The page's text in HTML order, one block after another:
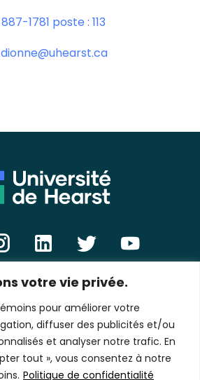
votre vie privée.
pour améliorer votre
diffuser des publicités et/ou
et analyser notre trafic. En
tout », vous consentez à notre
Politique de confidentialité
1781 poste : 113